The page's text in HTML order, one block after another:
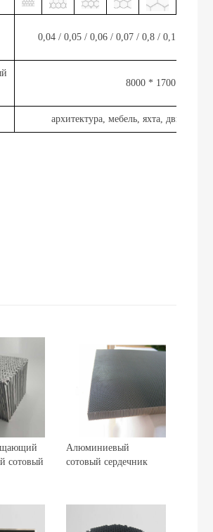
0,04 / 0,05 / 0,06 / 0,07 / 0,8 / 0,1
8000 * 1700
архитектура, мебель, яхта,
сотовый
Алюминиевый
сотовый сердечник